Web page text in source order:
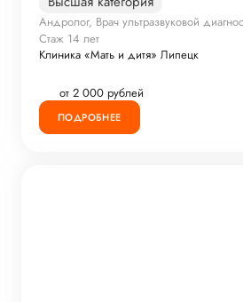
Андролог, Врач ультразвуковой
Стаж 14 лет
Клиника «Мать и дитя» Липецк
от 2 000 рублей
ПОДРОБНЕЕ